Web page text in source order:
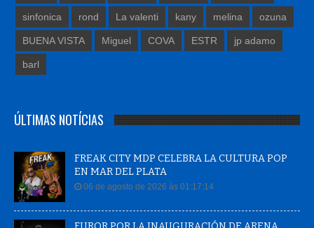
sinfonica rond La valenti kany melina ozuna
BUENA VISTA Miguel COVA ESTR jp adamo
barl
ÚLTIMAS NOTÍCIAS
FREAK CITY MDP CELEBRA LA CULTURA POP
EN MAR DEL PLATA
06 de agosto de 2026 às 01:17:14